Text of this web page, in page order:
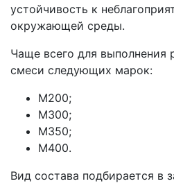
устойчивость к
окружающей среды.
Чаще всего для выполнения
смеси следующих марок:
М200;
М300;
М350;
М400.
Вид состава подбирается в